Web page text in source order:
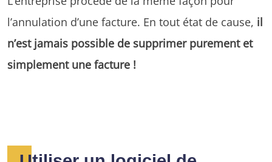
l’annulation d’une facture. En tout état de cause, il
n’est jamais possible de supprimer purement et
simplement une facture !